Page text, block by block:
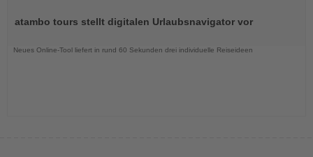
die
atambo tours stellt digitalen Urlaubsnavigator vor
Neues Online-Tool liefert in rund 60 Sekunden drei individuelle Reiseideen